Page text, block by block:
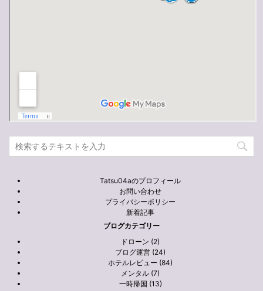
Tatsu04aのプロフィール
お問い合わせ
プライバシーポリシー
新着記事
ブログカテゴリー
ドローン (2)
ブログ運営 (24)
ホテルレビュー (84)
メンタル (7)
一時帰国 (13)